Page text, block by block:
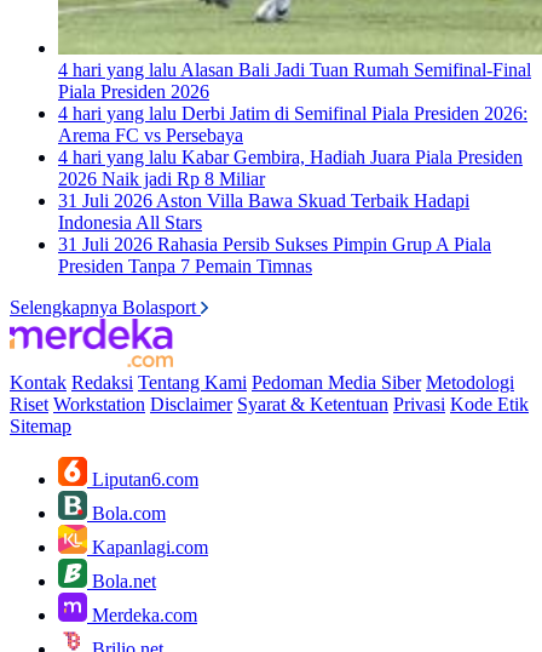
4 hari yang laluAlasan Bali Jadi Tuan Rumah Semifinal-Final
Piala Presiden 2026
4 hari yang lalu Derbi Jatim di Semifinal Piala Presiden 2026:
Arema FC vs Persebaya
4 hari yang lalu Kabar Gembira, Hadiah Juara Piala Presiden
2026 Naik jadi Rp 8 Miliar
31 Juli 2026Aston Villa Bawa Skuad Terbaik Hadapi
Indonesia All Stars
31 Juli 2026 Rahasia Persib Sukses Pimpin Grup A Piala
Presiden Tanpa 7 Pemain Timnas
Selengkapnya Bolasport
Kontak Redaksi Tentang Kami Pedoman Media Siber Metodologi
Riset Workstation Disclaimer Syarat & Ketentuan Privasi Kode Etik
Sitemap
Liputan6.com
Bola.com
Kapanlagi.com
Bola.net
Merdeka.com